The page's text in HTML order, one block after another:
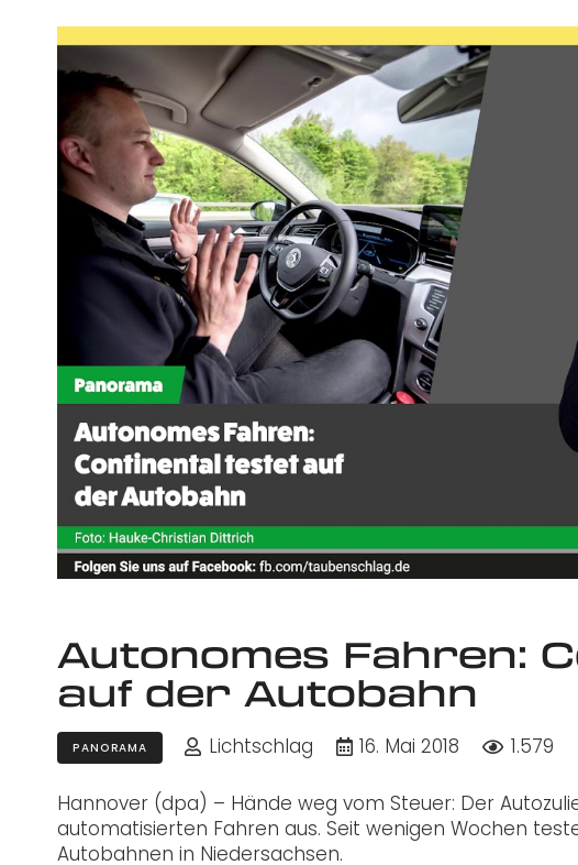
Autonomes Fahren:
auf der Autobahn
PANORAMA Lichtschlag 16. Mai 2018 1.579
Hannover (dpa) – Hände weg vom Steuer: Der
automatisierten Fahren aus. Seit wenigen Wochen
Autobahnen in Niedersachsen.